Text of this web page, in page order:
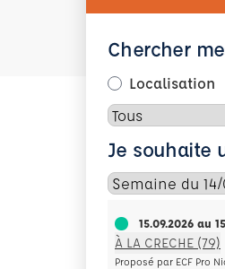
Chercher
Localisation
Je souhaite
15.09.2026 au
À LA CRECHE (79)
Proposé par ECF Pro